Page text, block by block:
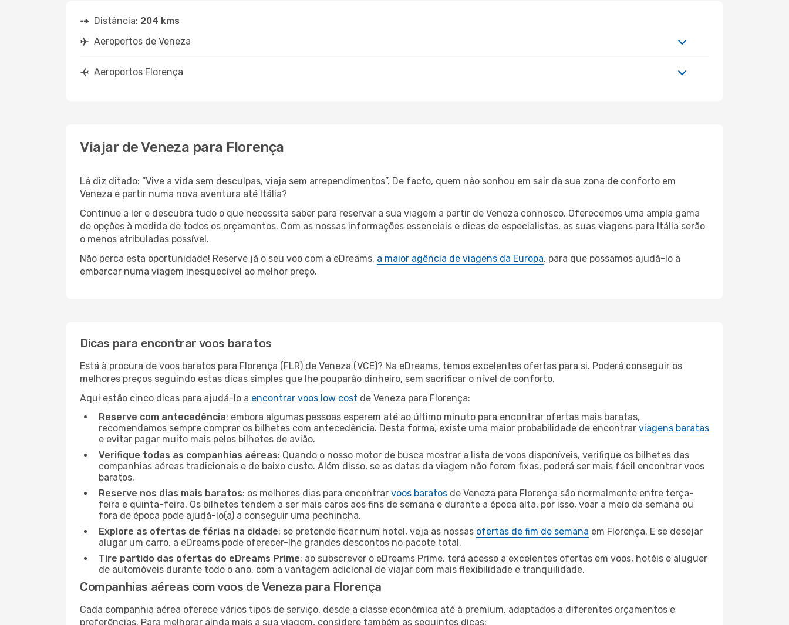
Distância: 204 kms
Aeroportos de Veneza
Aeroportos Florença
Viajar de Veneza para Florença
Lá diz ditado: “Vive a vida sem desculpas, viaja sem arrependimentos”. De facto, quem não sonhou em sair da sua zona de conforto em
Veneza e partir numa nova aventura até Itália?
Continue a ler e descubra tudo o que necessita saber para reservar a sua viagem a partir de Veneza connosco. Oferecemos uma ampla gama
de opções à medida de todos os orçamentos. Com as nossas informações essenciais e dicas de especialistas, as suas viagens para Itália serão
o menos atribuladas possível.
Não perca esta oportunidade! Reserve já o seu voo com a eDreams, a maior agência de viagens da Europa, para que possamos ajudá-lo a
embarcar numa viagem inesquecível ao melhor preço.
Dicas para encontrar voos baratos
Está à procura de voos baratos para Florença (FLR) de Veneza (VCE)? Na eDreams, temos excelentes ofertas para si. Poderá conseguir os
melhores preços seguindo estas dicas simples que lhe pouparão dinheiro, sem sacrificar o nível de conforto.
Aqui estão cinco dicas para ajudá-lo a encontrar voos low cost de Veneza para Florença:
Reserve com antecedência: embora algumas pessoas esperem até ao último minuto para encontrar ofertas mais baratas,
recomendamos sempre comprar os bilhetes com antecedência. Desta forma, existe uma maior probabilidade de encontrar viagens baratas
e evitar pagar muito mais pelos bilhetes de avião.
Verifique todas as companhias aéreas: Quando o nosso motor de busca mostrar a lista de voos disponíveis, verifique os bilhetes das
companhias aéreas tradicionais e de baixo custo. Além disso, se as datas da viagem não forem fixas, poderá ser mais fácil encontrar voos
baratos.
Reserve nos dias mais baratos: os melhores dias para encontrar voos baratos de Veneza para Florença são normalmente entre terça-
feira e quinta-feira. Os bilhetes tendem a ser mais caros aos fins de semana e durante a época alta, por isso, voar a meio da semana ou
fora de época pode ajudá-lo(a) a conseguir uma pechincha.
Explore as ofertas de férias na cidade: se pretende ficar num hotel, veja as nossas ofertas de fim de semana em Florença. E se desejar
alugar um carro, a eDreams pode oferecer-lhe grandes descontos no pacote total.
Tire partido das ofertas do eDreams Prime: ao subscrever o eDreams Prime, terá acesso a excelentes ofertas em voos, hotéis e aluguer
de automóveis durante todo o ano, com a vantagem adicional de viajar com mais flexibilidade e tranquilidade.
Companhias aéreas com voos de Veneza para Florença
Cada companhia aérea oferece vários tipos de serviço, desde a classe económica até à premium, adaptados a diferentes orçamentos e
preferências. Para melhorar ainda mais a sua viagem, considere também as seguintes dicas: